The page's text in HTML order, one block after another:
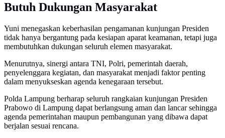
Butuh Dukungan Masyarakat
Yuni menegaskan keberhasilan pengamanan kunjungan Presiden
tidak hanya bergantung pada kesiapan aparat keamanan, tetapi juga
membutuhkan dukungan seluruh elemen masyarakat.
Menurutnya, sinergi antara TNI, Polri, pemerintah daerah,
penyelenggara kegiatan, dan masyarakat menjadi faktor penting
dalam menyukseskan agenda kenegaraan tersebut.
Polda Lampung berharap seluruh rangkaian kunjungan Presiden
Prabowo di Lampung dapat berlangsung aman dan lancar sehingga
agenda pemerintahan maupun pembangunan yang dibawa dapat
berjalan sesuai rencana.